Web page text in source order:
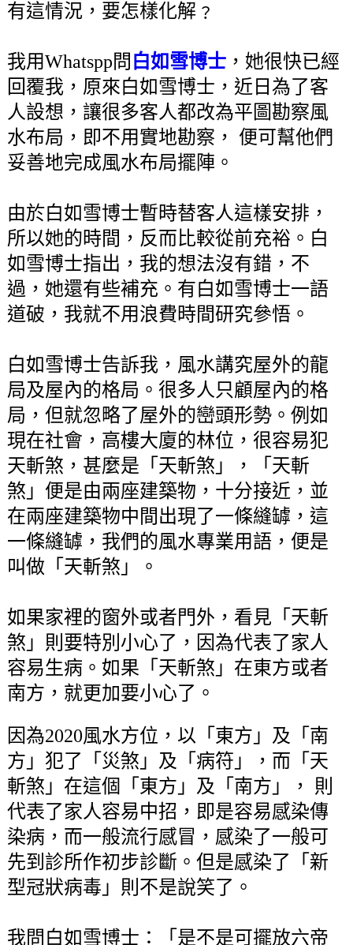
有這情況，要怎樣化解﹖
我用Whatspp問 白如雪博士 ，她很快已經
回覆我，原來白如雪博士，近日為了客
人設想，讓很多客人都改為平圖勘察風
水布局，即不用實地勘察， 便可幫他們
妥善地完成風水布局擺陣。
由於白如雪博士暫時替客人這樣安排，
所以她的時間，反而比較從前充裕。白
如雪博士指出，我的想法沒有錯，不
過，她還有些補充。有白如雪博士一語
道破，我就不用浪費時間研究參悟。
白如雪博士告訴我，風水講究屋外的龍
局及屋內的格局。很多人只顧屋內的格
局，但就忽略了屋外的巒頭形勢。例如
現在社會，高樓大廈的林位，很容易犯
天斬煞，甚麼是「天斬煞」，「天斬
煞」便是由兩座建築物，十分接近，並
在兩座建築物中間出現了一條縫罅，這
一條縫罅，我們的風水專業用語，便是
叫做「天斬煞」。
如果家裡的窗外或者門外，看見「天斬
煞」則要特別小心了，因為代表了家人
容易生病。如果「天斬煞」在東方或者
南方，就更加要小心了。
因為2020風水方位，以「東方」及「南
方」犯了「災煞」及「病符」，而「天
斬煞」在這個「東方」及「南方」， 則
代表了家人容易中招，即是容易感染傳
染病，而一般流行感冒，感染了一般可
先到診所作初步診斷。但是感染了「新
型冠狀病毒」則不是說笑了。
我問白如雪博士：「是不是可擺放六帝